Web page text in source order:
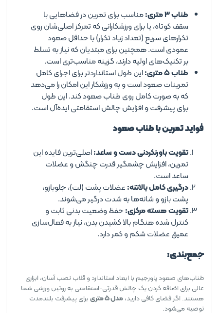
طناب ۳ متری:
مناسب برای تمرین در فضاهایی با
سقف کوتاه، یا برای ورزشکارانی که تمرکز اصلی‌شان روی
تکرارهای سریع (تعداد زیاد تکرار) با حداقل صعود
عمودی است. همچنین برای مبتدیان که نیاز به تسلط
بر تکنیک‌های اولیه دارند، گزینه مناسب‌تری است.
طناب ۵ متری:
این طول استانداردتر برای اجرای کامل
تمرینات صعود است و به ورزشکار این امکان را می‌دهد
که به صورت کامل روی طناب صعود کند. این طول
برای پیشرفت و افزایش چالش استقامتی ایده‌آل است.
فواید تمرین با طناب صعود
تقویت باورنکردنی دست و ساعد:اصلی‌ترین فایده این
تمرین، افزایش چشمگیر قدرت چنگش و عضلات
ساعد است.
درگیری کامل بالاتنه:عضلات پشت (لت)، جلوبازو،
پشت بازو و شانه‌ها به شدت درگیر می‌شوند.
تقویت هسته مرکزی:حفظ وضعیت بدنی ثابت و
کنترل شده هنگام بالا کشیدن بدن، نیاز به فعال‌سازی
عمیق عضلات شکم و کمر دارد.
جمع‌بندی:
طناب‌های صعود پاورجیم با ابعاد استاندارد و قلاب نصب آسان، ابزاری
عالی برای اضافه کردن یک چالش قدرتی-استقامتی به روتین ورزشی شما
هستند. اگر فضای کافی دارید،مدل ۵ متری
برای پیشرفت بلندمدت
توصیه می‌شود.